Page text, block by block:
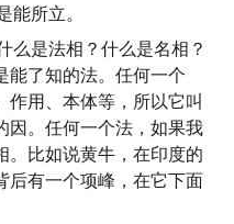
所立。
么是法相？什么是名相？
能了知的法。任何一个
作用、本体等，所以它叫
因。任何一个法，如果我
。比如说黄牛，在印度的
后有一个项峰，在它下面